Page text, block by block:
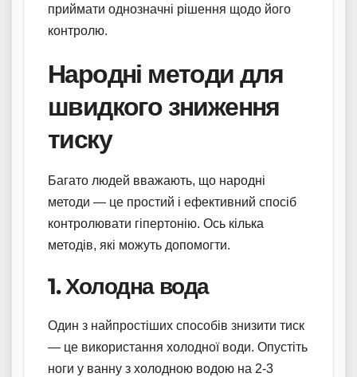
приймати однозначні рішення щодо його
контролю.
Народні методи для
швидкого зниження
тиску
Багато людей вважають, що народні
методи — це простий і ефективний спосіб
контролювати гіпертонію. Ось кілька
методів, які можуть допомогти.
1. Холодна вода
Один з найпростіших способів знизити тиск
— це використання холодної води. Опустіть
ноги у ванну з холодною водою на 2-3